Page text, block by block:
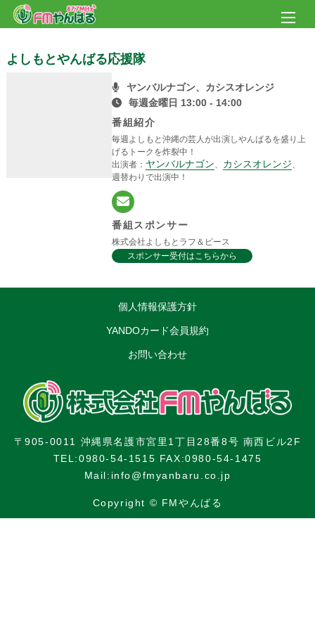
よしもとやんばる応援隊
ヤンバルナゴン、カシスオレンジ
毎週金曜日 13:00 - 14:00
番組紹介
毎週よしもと沖縄の芸人が出演しやんばるを盛り上
げるトークを炸裂中！
出演者： ヤンバルナゴン、 カシスオレンジ、
週替わりで出演中！
番組スポンサー
株式会社よしもとラフ＆ピース
スポンサー受付はこちらから
個人情報保護方針
YANDOカード会員規約
お問い合わせ
〒905-0011 沖縄県名護市宮里1丁目28番8号 南西ビル2F
TEL:0980-54-1515 FAX:0980-54-1475
Mail:info@fmyanbaru.co.jp
Copyright © FMやんばる